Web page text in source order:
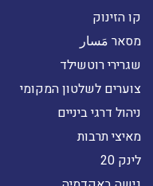
קו הזינוק
מסאר مَسار
שגרירי רוטשילד
צוערים לשלטון המקומי
ניהול דרגי ביניים
מאיצי תרבות
לינק 20